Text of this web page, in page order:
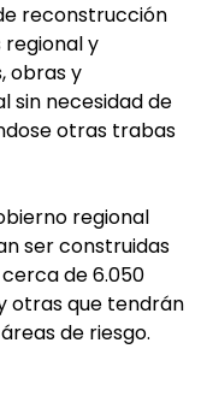
reconstrucción
y
obras y
sin necesidad de
otras trabas
regional
ser construidas
de 6.050
otras que tendrán
de riesgo.